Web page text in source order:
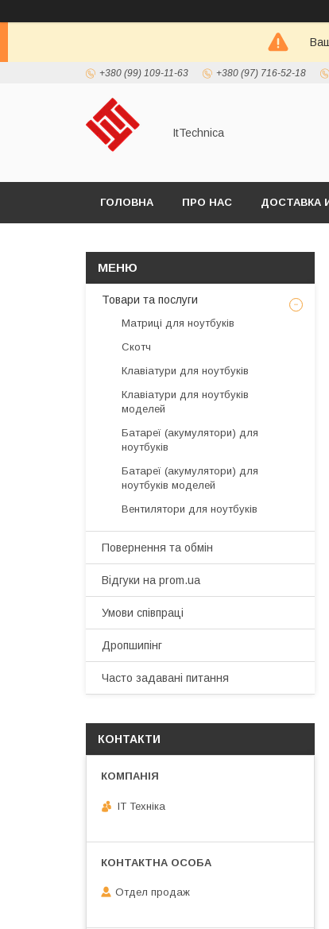
+380 (99) 109-11-63 +380 (97) 716-52-18
ItTechnica
ГОЛОВНА ПРО НАС ДОСТАВКА
Товари та послуги
Матриці для ноутбуків
Скотч
Клавіатури для ноутбуків
Клавіатури для ноутбуків
моделей
Батареї (акумулятори) для
ноутбуків
Батареї (акумулятори) для
ноутбуків моделей
Вентилятори для ноутбуків
Повернення та обмін
Відгуки на prom.ua
Умови співпраці
Дропшипінг
Часто задавані питання
КОНТАКТИ
IT Техніка
Отдел продаж